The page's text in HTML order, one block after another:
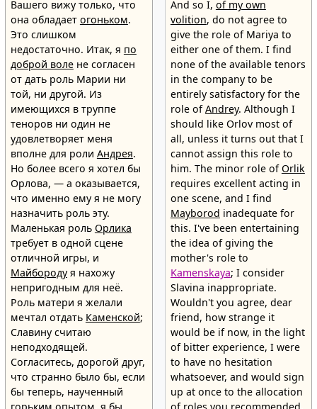
Вашего вижу только, что
она обладает огоньком.
Это слишком
недостаточно. Итак, я по
доброй волене согласен
от дать роль Марии ни
той, ни другой. Из
имеющихся в труппе
теноров ни один не
удовлетворяет меня
вполне для роли Андрея.
Но более всего я хотел бы
Орлова, — а оказывается,
что именно ему я не могу
назначить роль эту.
Маленькая роль Орлика
требует в одной сцене
отличной игры, и
Майбородуя нахожу
непригодным для неё.
Роль матери я желали
мечтал отдать Каменской;
Славину считаю
неподходящей.
Согласитесь, дорогой друг,
что странно было бы, если
бы теперь, наученный
горьким опытом, я бы,
And so I, of my own
volition, do not agree to
give the role of Mariya to
either one of them. I find
none of the available tenors
in the company to be
entirely satisfactory for the
role ofAndrey. Although I
should like Orlov most of
all, unless it turns out that I
cannot assign this role to
him. The minor role ofOrlik
requires excellent acting in
one scene, and I find
Mayborod inadequate for
this. I've been entertaining
the idea of giving the
mother's role to
Kamenskaya; I consider
Slavina inappropriate.
Wouldn't you agree, dear
friend, how strange it
would be if now, in the light
of bitter experience, I were
to have no hesitation
whatsoever, and would sign
up at once to the allocation
of roles you recommended,